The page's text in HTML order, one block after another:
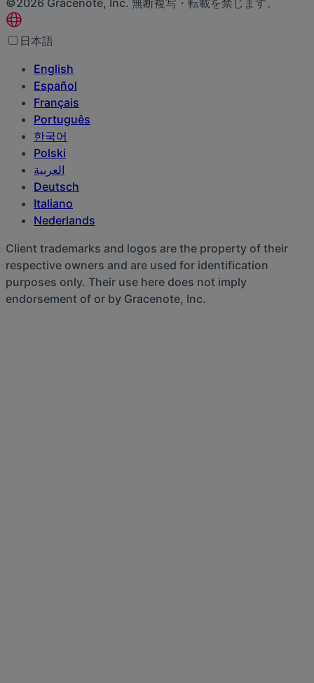
©2026 Gracenote, Inc. 無断複写・転載を禁じます。
日本語
English
Español
Français
Português
한국어
Polski
العربية‏
Deutsch
Italiano
Nederlands
Client trademarks and logos are the property of their
respective owners and are used for identification
purposes only. Their use here does not imply
endorsement of or by Gracenote, Inc.